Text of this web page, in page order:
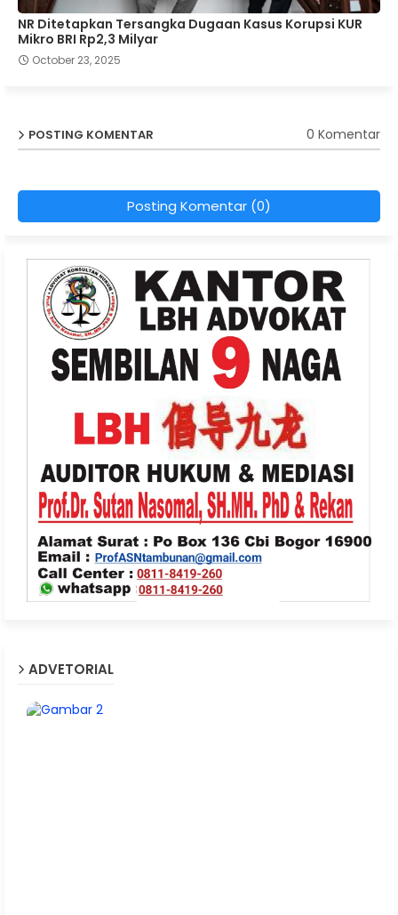
NR Ditetapkan Tersangka Dugaan Kasus Korupsi KUR
Mikro BRI Rp2,3 Milyar
October 23, 2025
POSTING KOMENTAR 0 Komentar
Posting Komentar (0)
ADVETORIAL